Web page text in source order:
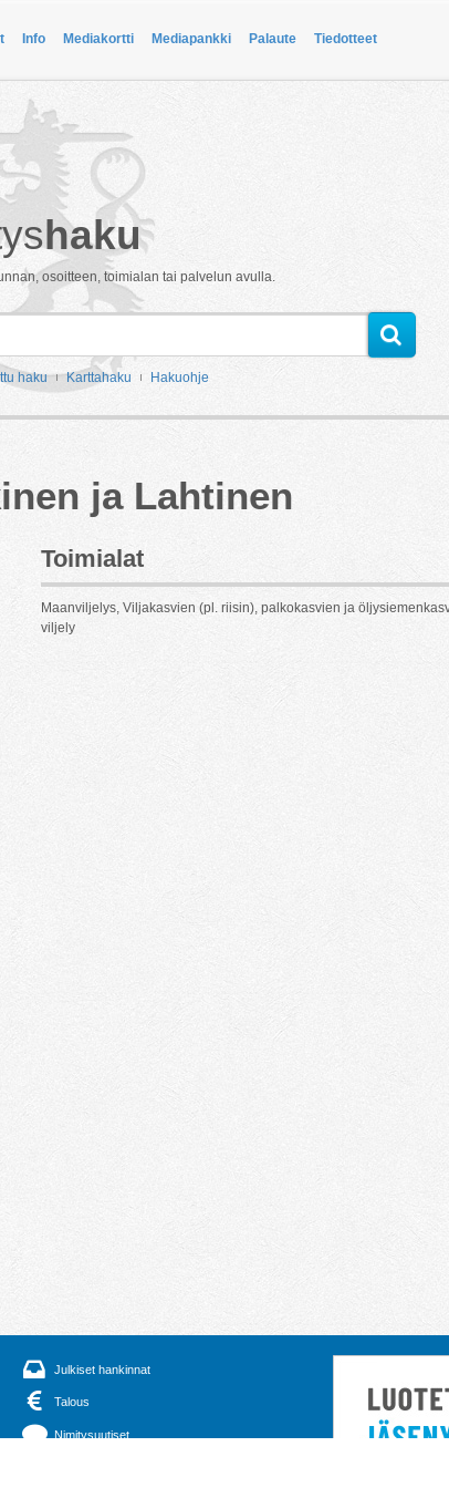
Info Mediakortti Mediapankki Palaute Tiedotteet
haku
osoitteen, toimialan tai palvelun avulla.
haku Karttahaku Hakuohje
ja Lahtinen
Toimialat
Maanviljelys, Viljakasvien (pl. riisin), palkokasvien ja
viljely
Julkiset hankinnat
Talous
Nimitysuutiset